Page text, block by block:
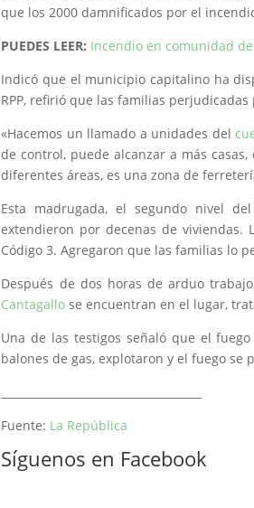
que los 2000 damnificados por el
PUEDES LEER: Incendio en comunidad
Indicó que el municipio capitalino ha
RPP, refirió que las familias
«Hacemos un llamado a unidades del
de control, puede alcanzar a más
diferentes áreas, es una zona de
Esta madrugada, el segundo nivel
extendieron por decenas de viviendas.
Código 3. Agregaron que las familias lo
Después de dos horas de arduo
Cantagallo se encuentran en el lugar,
Una de las testigos señaló que el
balones de gas, explotaron y el fuego se
Fuente: La República
Síguenos en Facebook